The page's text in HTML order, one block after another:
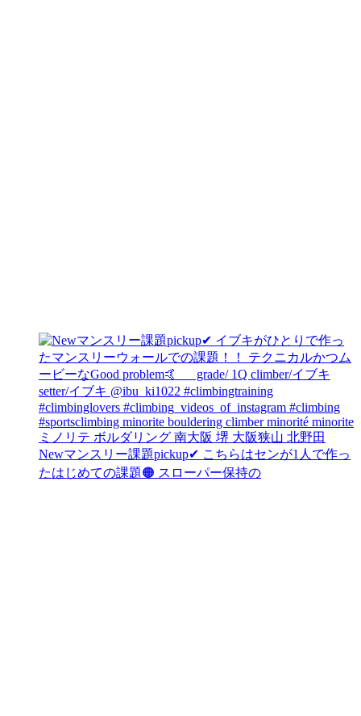
Newマンスリー課題pickup✔︎ こちらはセンが1人で作っ
たはじめての課題🟠 スローパー保持の